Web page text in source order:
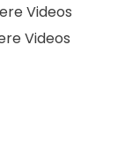
Videos
Videos